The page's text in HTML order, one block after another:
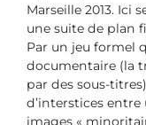
Marseille 2013. Ici
une suite de plan
Par un jeu formel
documentaire (la
par des sous-
d’interstices
images «